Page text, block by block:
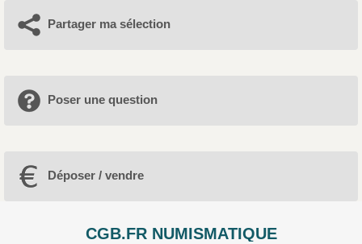
Partager ma sélection
Poser une question
Déposer / vendre
CGB.FR NUMISMATIQUE